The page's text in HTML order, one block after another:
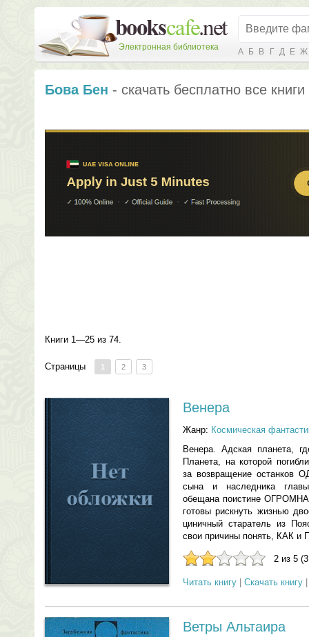
Электронная библиотека А Б В Г Д Е Ж
Бова Бен - скачать бесплатно все
Книги 1—25 из 74.
Страницы 1 2 3
Венера
Жанр: Космическая
Венера. Адская
Планета, на которой
за возвращение останков
сына и наследника
обещана поистине
готовы рискнуть жизнью
циничный старатель из
свои причины понять, КАК
2 из 5
Читать книгу Скачать книгу
Ветры Альтаира